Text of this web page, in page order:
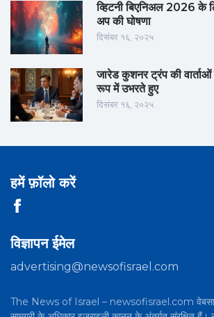
व्हिटनी बिएनिअल 2026 के
अप की घोषणा
दिसंबर १६, २०२५
जारेड कुशनर ट्रंप की
रूप में उभरते हुए
दिसंबर १६, २०२५
हमें फ़ॉलो करें
विज्ञापन ईमेल
advertising@newsofisrael.com
The News of Israel – newsofisrael.com